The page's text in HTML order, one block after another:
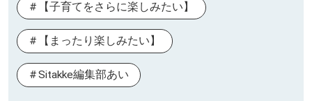
【子育てをさらに楽しみたい】
【まったり楽しみたい】
Sitakke編集部あい